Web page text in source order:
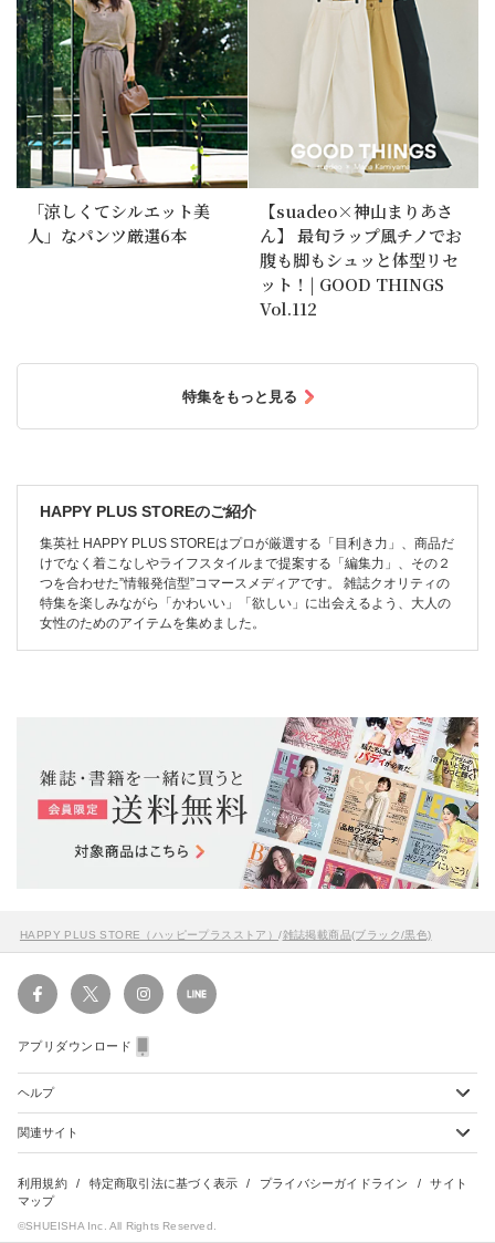
「涼しくてシルエット美
人」なパンツ厳選6本
【suadeo×神山まりあさ
ん】 最旬ラップ風チノでお
腹も脚もシュッと体型リセ
ット！| GOOD THINGS
Vol.112
特集をもっと見る
HAPPY PLUS STOREのご紹介
集英社 HAPPY PLUS STOREはプロが厳選する「目利き力」、商品だ
けでなく着こなしやライフスタイルまで提案する「編集力」、その２
つを合わせた”情報発信型”コマースメディアです。 雑誌クオリティの
特集を楽しみながら「かわいい」「欲しい」に出会えるよう、大人の
女性のためのアイテムを集めました。
HAPPY PLUS STORE（ハッピープラスストア）/雑誌掲載商品(ブラック/黒色)
アプリダウンロード
ヘルプ
ショッピングガイド
会員特典のご案内
よくあるご質問
関連サイト
雑誌定期購読について
集英社Webマガジン Cobalt
利用規約 特定商取引法に基づく表示 プライバシーガイドライン
サイト
マップ
©SHUEISHA Inc. All Rights Reserved.